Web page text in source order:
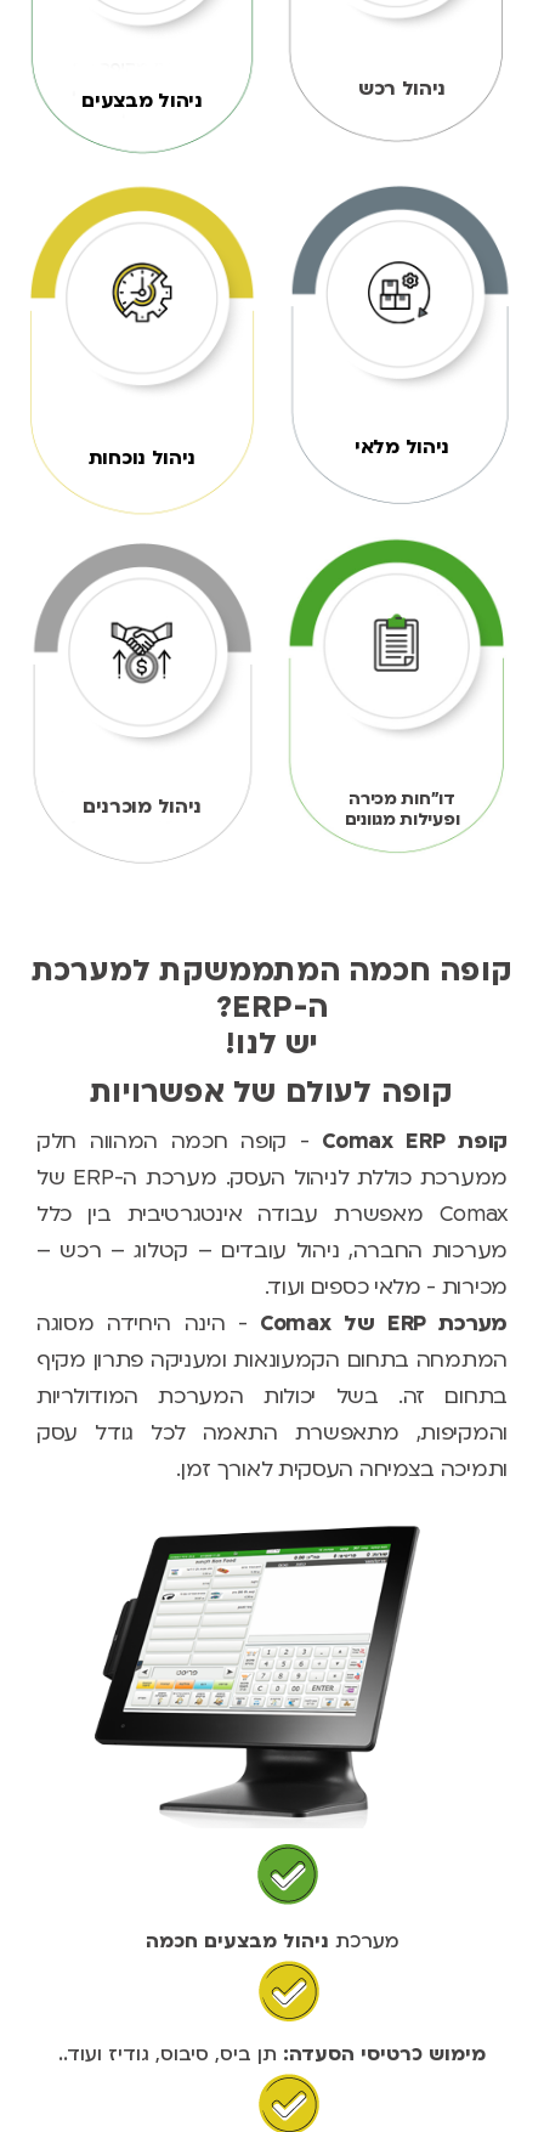
ניהול רכש ניהול מבצעים
ניהול מלאי ניהול נוכחות
דו"חות מכירה
ופעילות מגוונים
ניהול מוכרנים
קופה חכמה המתממשקת למערכת
ה-ERP?
יש לנו!
קופה לעולם של אפשרויות
קופת Comax ERP
- קופה חכמה המהווה חלק
ממערכת כוללת לניהול העסק. מערכת ה-ERP של
Comax מאפשרת עבודה אינטגרטיבית בין כלל
מערכות החברה, ניהול עובדים – קטלוג – רכש –
מכירות - מלאי כספים ועוד.
מערכת ERP של Comax
- הינה היחידה מסוגה
המתמחה בתחום הקמעונאות ומעניקה פתרון מקיף
בתחום זה. בשל יכולות המערכת המודולריות
והמקיפות, מתאפשרת התאמה לכל גודל עסק
ותמיכה בצמיחה העסקית לאורך זמן.
מערכת ניהול מבצעים חכמה
מימוש כרטיסי הסעדה: תן ביס, סיבוס, גודיז ועוד..